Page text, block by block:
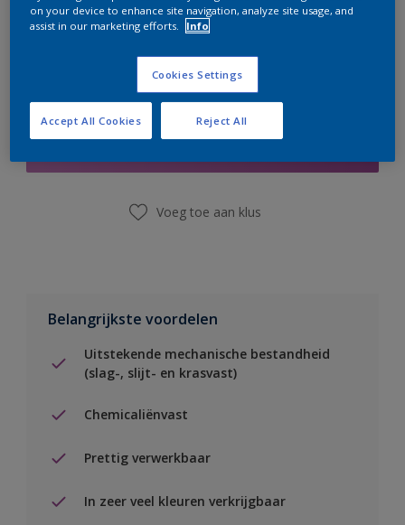
Boodschappenlijst
Voeg toe aan klus
Belangrijkste voordelen
Uitstekende mechanische bestandheid
(slag-, slijt- en krasvast)
Chemicaliënvast
Prettig verwerkbaar
In zeer veel kleuren verkrijgbaar
on your device to enhance site navigation, analyze site usage, and
assist in our marketing efforts.
Info
Cookies Settings
Reject All
Accept All Cookies